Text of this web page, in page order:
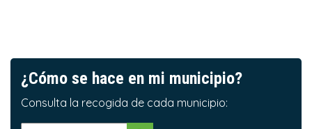
¿Cómo se hace en mi municipio?
Consulta la recogida de cada municipio: